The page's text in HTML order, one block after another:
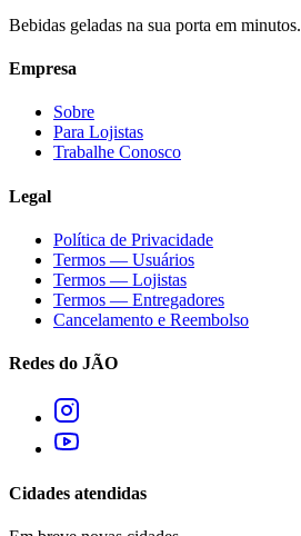
Bebidas geladas na sua porta em minutos.
Empresa
Sobre
Para Lojistas
Trabalhe Conosco
Legal
Política de Privacidade
Termos — Usuários
Termos — Lojistas
Termos — Entregadores
Cancelamento e Reembolso
Redes do JÃO
Cidades atendidas